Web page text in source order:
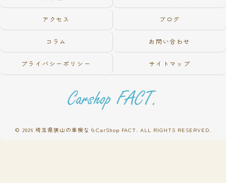
アクセス ブログ
コラム お問い合わせ
プライバシーポリシー サイトマップ
© 2026 埼玉県狭山の車検ならCarShop FACT. ALL RIGHTS RESERVED.